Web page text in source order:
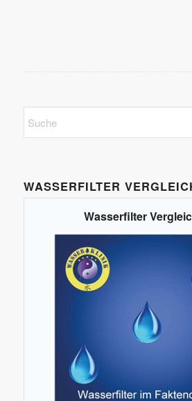
WASSERFILTER
Wasserfilter